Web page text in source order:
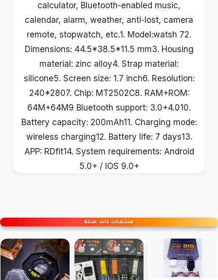
calculator, Bluetooth-enabled music,
calendar, alarm, weather, anti-lost, camera
remote, stopwatch, etc.1. Model:watsh 72.
Dimensions: 44.5*38.5*11.5 mm3. Housing
material: zinc alloy4. Strap material:
silicone5. Screen size: 1.7 inch6. Resolution:
240*2807. Chip: MT2502C8. RAM+ROM:
64M+64M9 Bluetooth support: 3.0+4.010.
Battery capacity: 200mAh11. Charging mode:
wireless charging12. Battery life: 7 days13.
APP: RDfit14. System requirements: Android
5.0+ / IOS 9.0+
منتجات ذات صلة